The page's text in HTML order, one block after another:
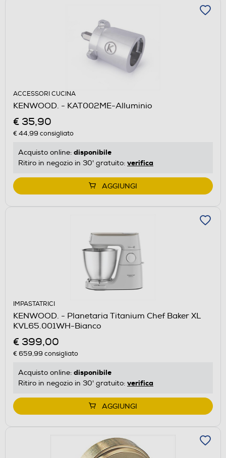
ACCESSORI CUCINA
KENWOOD. - KAT002ME-Alluminio
€ 35,90
€ 44,99 consigliato
Acquisto online: disponibile
Ritiro in negozio in 30' gratuito: verifica
AGGIUNGI
IMPASTATRICI
KENWOOD. - Planetaria Titanium Chef Baker XL
KVL65.001WH-Bianco
€ 399,00
€ 659,99 consigliato
Acquisto online: disponibile
Ritiro in negozio in 30' gratuito: verifica
AGGIUNGI